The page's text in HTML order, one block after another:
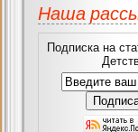
Наша
Подписка на